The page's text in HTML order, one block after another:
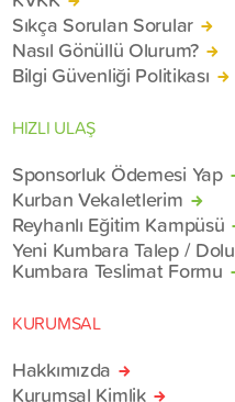
Sıkça Sorulan Sorular
Nasıl Gönüllü Olurum?
Bilgi Güvenliği Politikası
HIZLI ULAŞ
Sponsorluk Ödemesi Yap
Kurban Vekaletlerim
Reyhanlı Eğitim Kampüsü
Yeni Kumbara Talep / Dolu
Kumbara Teslimat Formu
KURUMSAL
Hakkımızda
Kurumsal Kimlik